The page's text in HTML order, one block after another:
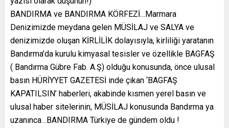
BANDIRMA ve BANDIRMA KÖRFEZİ…Marmara
Denizimizde meydana gelen MÜSİLAJ ve SALYA ve
denizimizde oluşan KİRLİLİK dolayısıyla, kirliliği yaratanın
Bandırma’da kurulu kimyasal tesisler ve özellikle BAGFAŞ
( Bandırma Gübre Fab. A.Ş) olduğu konusunda, önce ulusal
basın HÜRİYYET GAZETESİ inde çıkan ‘BAGFAŞ
KAPATILSIN’ haberleri, akabinde kısmen yerel basın ve
ulusal haber sitelerinin, MÜSİLAJ konusunda Bandırma ya
uzanınca…BANDIRMA Türkiye de gündem oldu !